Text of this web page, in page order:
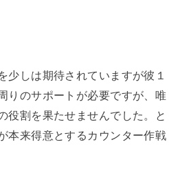
少しは期待されていますが彼１
りのサポートが必要ですが、唯
役割を果たせませんでした。と
本来得意とするカウンター作戦